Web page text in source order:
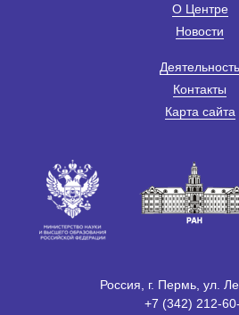
О Центре
Новости
Деятельность
Контакты
Карта сайта
Россия, г. Пермь, ул.
+7 (342) 212-